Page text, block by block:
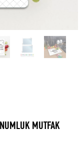
MUTFAK